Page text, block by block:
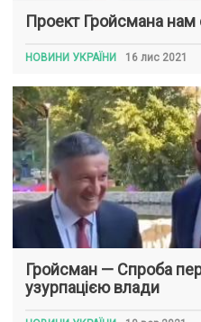
Проект Гройсмана
НОВИНИ УКРАЇНИ 16 лис 2021
Гройсман — Спроба
узурпацією влади